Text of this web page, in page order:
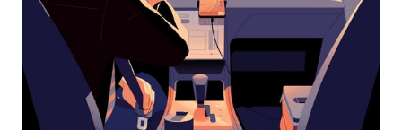
러
날
짜